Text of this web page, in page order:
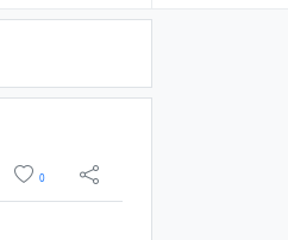
0
sns 공유